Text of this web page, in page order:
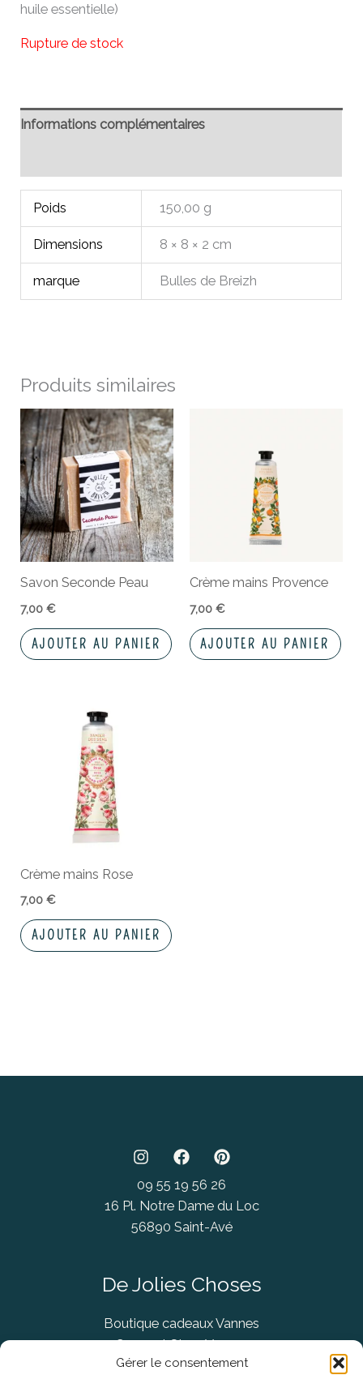
Gérer le consentement
huile essentielle)
Rupture de stock
Informations complémentaires
Poids 150,00 g
Dimensions 8 × 8 × 2 cm
marque Bulles de Breizh
Produits similaires
Savon Seconde Peau
7,00€
AJOUTER AU PANIER
Crème mains Provence
7,00 €
AJOUTER AU PANIER
Crème mains Rose
7,00€
AJOUTER AU PANIER
09 55 19 56 26
16 Pl. Notre Dame du Loc
56890 Saint-Avé
De Jolies Choses
Boutique cadeaux Vannes
Concept Store Vannes